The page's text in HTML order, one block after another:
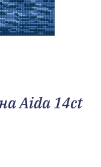
Aida 14ct